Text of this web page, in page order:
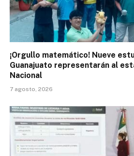
¡Orgullo matemático! Nueve
Guanajuato representarán al
Nacional
7 agosto, 2026